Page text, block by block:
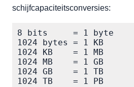
schijfcapaciteitsconversies:
8 bits     = 1 byte
1024 bytes = 1 KB
1024 KB    = 1 MB
1024 MB    = 1 GB
1024 GB    = 1 TB
1024 TB    = 1 PB